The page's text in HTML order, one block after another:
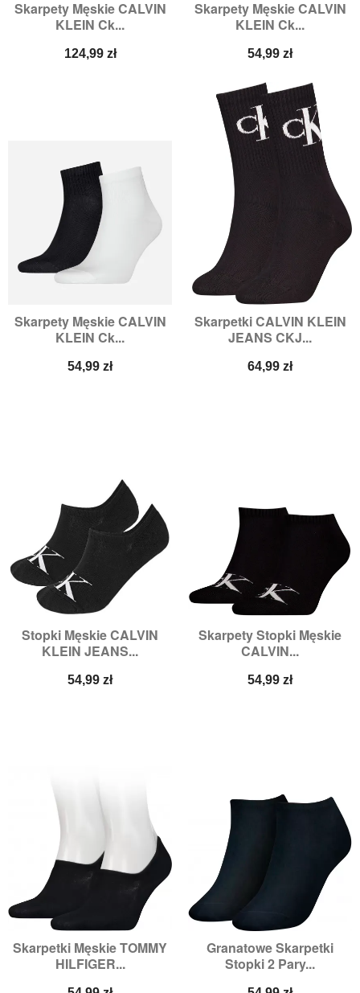
Skarpety Męskie CALVIN
KLEIN Ck...
Cena
124,99 zł
Skarpety Męskie CALVIN
KLEIN Ck...
Cena
54,99 zł
Skarpety Męskie CALVIN
KLEIN Ck...
Cena
54,99 zł
Skarpetki CALVIN KLEIN
JEANS CKJ...
Cena
64,99 zł
Stopki Męskie CALVIN
KLEIN JEANS...
Cena
54,99 zł
Skarpety Stopki Męskie
CALVIN...
Cena
54,99 zł
Skarpetki Męskie TOMMY
HILFIGER...
Granatowe Skarpetki
Stopki 2 Pary...